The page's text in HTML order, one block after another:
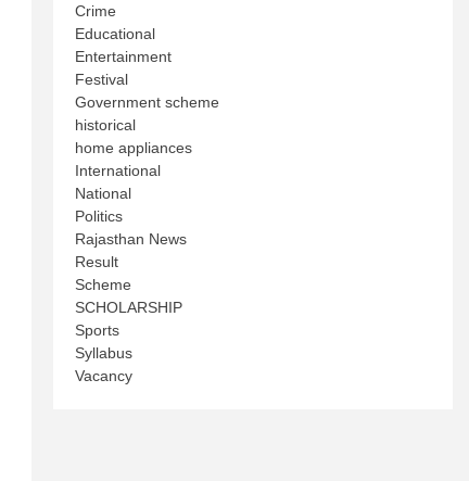
Crime
Educational
Entertainment
Festival
Government scheme
historical
home appliances
International
National
Politics
Rajasthan News
Result
Scheme
SCHOLARSHIP
Sports
Syllabus
Vacancy